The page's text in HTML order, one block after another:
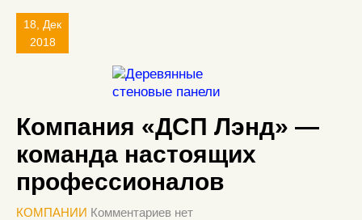
18, Дек
2018
Компания «ДСП Лэнд» —
команда настоящих
профессионалов
КОМПАНИИ Комментариев нет